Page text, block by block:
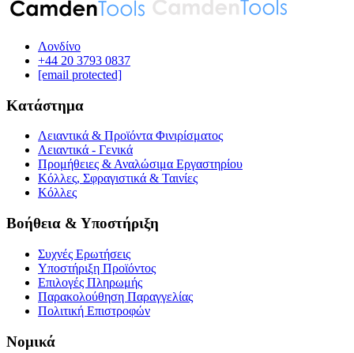
Λονδίνο
‪+44 20 3793 0837‬
[email protected]
Κατάστημα
Λειαντικά & Προϊόντα Φινιρίσματος
Λειαντικά - Γενικά
Προμήθειες & Αναλώσιμα Εργαστηρίου
Κόλλες, Σφραγιστικά & Ταινίες
Κόλλες
Βοήθεια & Υποστήριξη
Συχνές Ερωτήσεις
Υποστήριξη Προϊόντος
Επιλογές Πληρωμής
Παρακολούθηση Παραγγελίας
Πολιτική Επιστροφών
Νομικά